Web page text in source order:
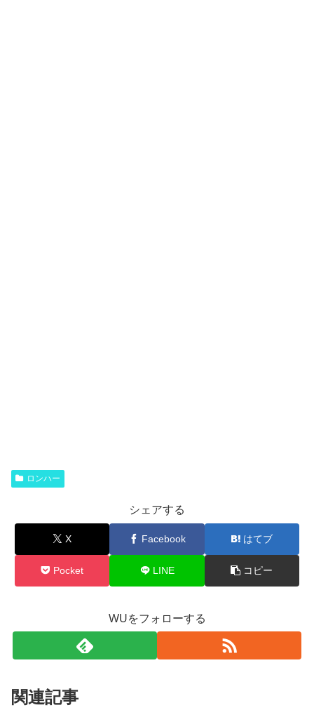
ロンハー
シェアする
X Facebook はてブ
Pocket LINE コピー
WUをフォローする
関連記事